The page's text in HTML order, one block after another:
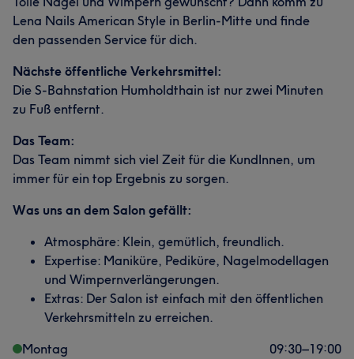
Lena Nails American Style in Berlin-Mitte und finde
den passenden Service für dich.
Nächste öffentliche Verkehrsmittel:
Die S-Bahnstation Humholdthain ist nur zwei Minuten
zu Fuß entfernt.
Das Team:
Das Team nimmt sich viel Zeit für die KundInnen, um
immer für ein top Ergebnis zu sorgen.
Was uns an dem Salon gefällt:
Atmosphäre: Klein, gemütlich, freundlich.
Expertise: Maniküre, Pediküre, Nagelmodellagen
und Wimpernverlängerungen.
Extras: Der Salon ist einfach mit den öffentlichen
Verkehrsmitteln zu erreichen.
Montag
09:30–19:00